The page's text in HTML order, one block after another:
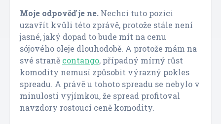
Moje odpověď je ne. Nechci tuto pozici
uzavřít kvůli této zprávě, protože stále není
jasné, jaký dopad to bude mít na cenu
sójového oleje dlouhodobě. A protože mám na
své straně contango, případný mírný růst
komodity nemusí způsobit výrazný pokles
spreadu. A právě u tohoto spreadu se nebylo v
minulosti vyjímkou, že spread profitoval
navzdory rostoucí ceně komodity.